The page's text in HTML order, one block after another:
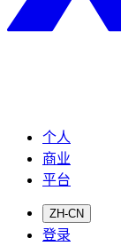
个人
商业
平台
ZH-CN
登录